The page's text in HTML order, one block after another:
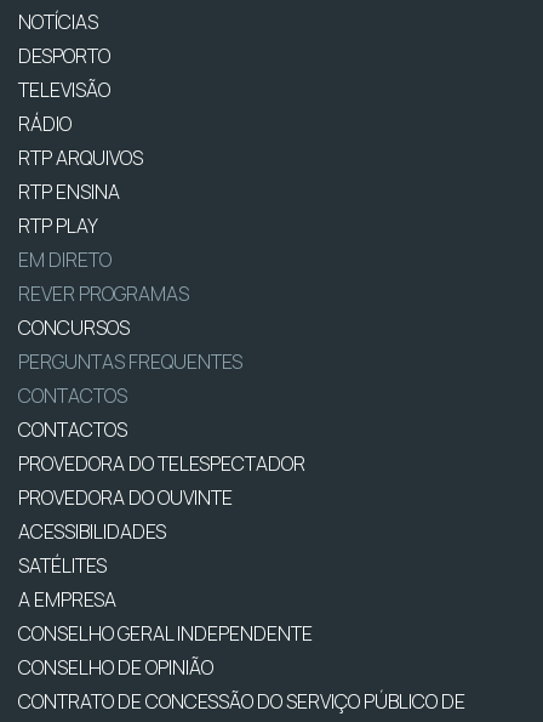
NOTÍCIAS
DESPORTO
TELEVISÃO
RÁDIO
RTP ARQUIVOS
RTP ENSINA
RTP PLAY
EM DIRETO
REVER PROGRAMAS
CONCURSOS
PERGUNTAS FREQUENTES
CONTACTOS
CONTACTOS
PROVEDORA DO TELESPECTADOR
PROVEDORA DO OUVINTE
ACESSIBILIDADES
SATÉLITES
A EMPRESA
CONSELHO GERAL INDEPENDENTE
CONSELHO DE OPINIÃO
CONTRATO DE CONCESSÃO DO SERVIÇO PÚBLICO DE